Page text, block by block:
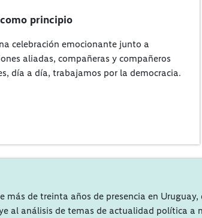
principio
celebración emocionante junto a
aliadas, compañeras y compañeros
día a día, trabajamos por la democracia.
más de treinta años de presencia en
al análisis de temas de actualidad política